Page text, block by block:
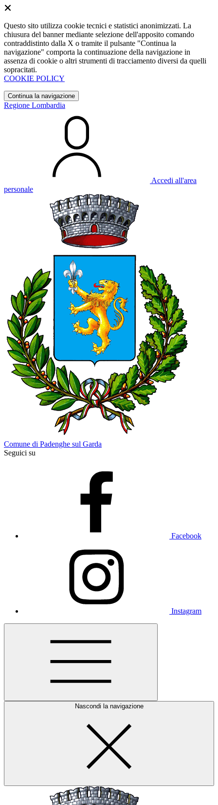
Questo sito utilizza cookie tecnici e statistici anonimizzati. La
chiusura del banner mediante selezione dell'apposito comando
contraddistinto dalla X o tramite il pulsante "Continua la
navigazione" comporta la continuazione della navigazione in
assenza di cookie o altri strumenti di tracciamento diversi da quelli
sopracitati.
COOKIE POLICY
Continua la navigazione
Regione Lombardia
Accedi all'area
personale
Comune di Padenghe sul Garda
Seguici su
Facebook
Instagram
Nascondi la navigazione